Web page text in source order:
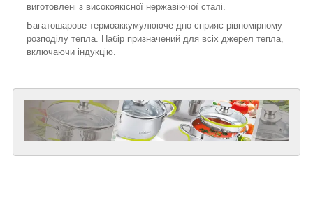
виготовлені з високоякісної нержавіючої сталі.
Багатошарове термоаккумулююче дно сприяє рівномірному
розподілу тепла. Набір призначений для всіх джерел тепла,
включаючи індукцію.